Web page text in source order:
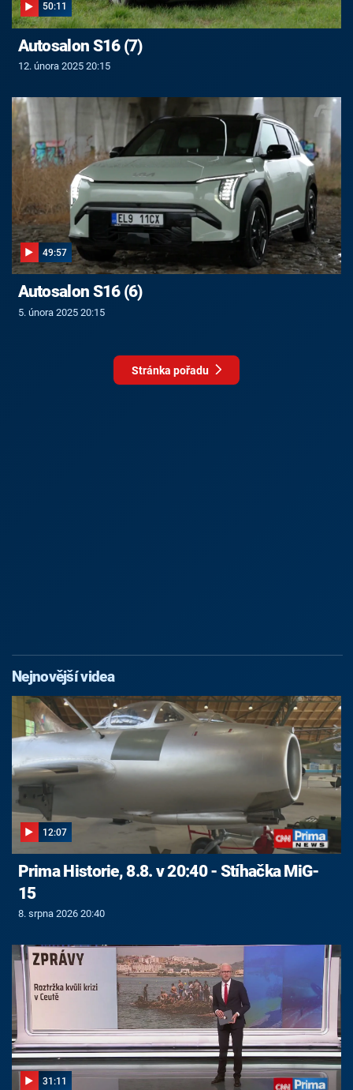
50:11
Autosalon S16 (7)
12. února 2025 20:15
49:57
Autosalon S16 (6)
5. února 2025 20:15
Stránka pořadu
Nejnovější videa
12:07
Prima Historie, 8.8. v 20:40 - Stíhačka MiG-
15
8. srpna 2026 20:40
31:11